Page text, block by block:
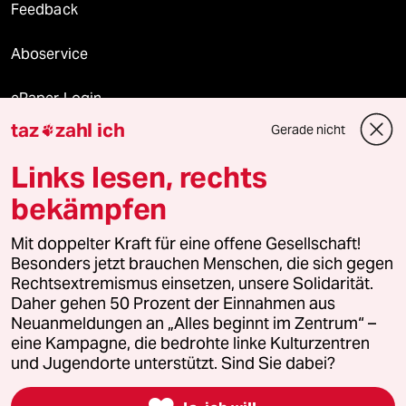
Feedback
Aboservice
ePaper Login
Downloads für Abonnierende
© 2026 taz Verlags und Vertriebs GmbH
Alle Rechte vorbehalten. Bei rechtlichen Fragen oder für Genehmigungen
wenden Sie sich bitte an
lizenzen@taz.de
Feedback Redaktionsstatut Kommune-Richtlinien
Leitlinie Informant Datenschutz Impressum AGB
Seitenwende Einwilligungen widerrufen (Ads)
taz zahl ich Gerade nicht
Links lesen, rechts
bekämpfen
Mit doppelter Kraft für eine offene Gesellschaft!
Besonders jetzt brauchen Menschen, die sich gegen
Rechtsextremismus einsetzen, unsere Solidarität.
Daher gehen 50 Prozent der Einnahmen aus
Neuanmeldungen an „Alles beginnt im Zentrum“ –
eine Kampagne, die bedrohte linke Kulturzentren
und Jugendorte unterstützt. Sind Sie dabei?